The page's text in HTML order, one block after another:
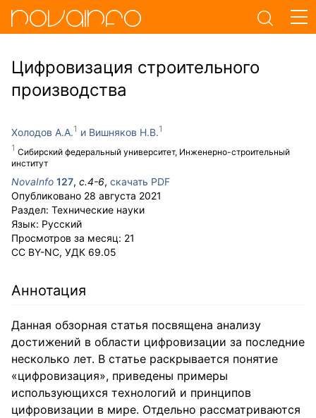
Цифровизация строительного
производства
Холодов А.А.
Сибирский федеральный университет, Инженерно-строительный
институт
Вишняков Н.В.
NovaInfo 127, с.4-6, скачать PDF
Опубликовано 28 августа 2021
Раздел: Технические науки
Язык: Русский
Просмотров за месяц: 21
CC BY-NC, УДК 69.05
Аннотация
Данная обзорная статья посвящена анализу
достижений в области цифровизации за последние
несколько лет. В статье раскрывается понятие
«цифровизация», приведены примеры
использующихся технологий и принципов
цифровизации в мире. Отдельно рассматриваются